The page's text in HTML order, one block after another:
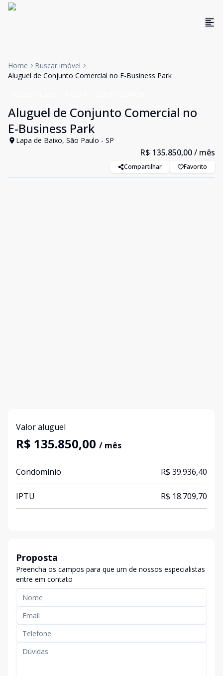
Home
Buscar imóvel
Aluguel de Conjunto Comercial no E-Business Park
Aluguel de Conjunto Comercial no
E-Business Park
Lapa de Baixo, São Paulo - SP
R$ 135.850,00/ mês
Compartilhar Favorito
Valor aluguel
R$ 135.850,00 / mês
Condomínio R$ 39.936,40
IPTU R$ 18.709,70
Proposta
Preencha os campos para que um de nossos especialistas
entre em contato